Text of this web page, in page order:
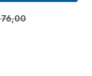
Standard